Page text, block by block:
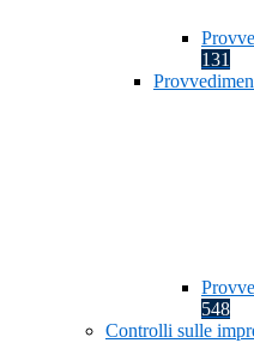
131
548
Controlli sulle